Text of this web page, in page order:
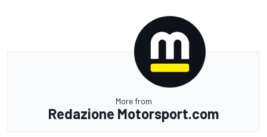
More from
Redazione Motorsport.com